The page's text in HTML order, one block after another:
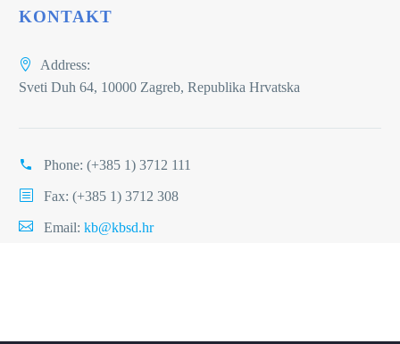
KONTAKT
Address:
Sveti Duh 64, 10000 Zagreb, Republika Hrvatska
Phone: (+385 1) 3712 111
Fax: (+385 1) 3712 308
Email: kb@kbsd.hr